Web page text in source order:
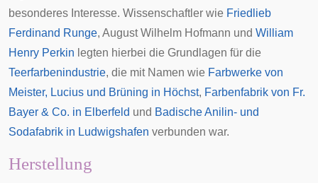
besonderes Interesse. Wissenschaftler wie Friedlieb
Ferdinand Runge, August Wilhelm Hofmann und William
Henry Perkin legten hierbei die Grundlagen für die
Teerfarbenindustrie, die mit Namen wie Farbwerke von
Meister, Lucius und Brüning in Höchst, Farbenfabrik von Fr.
Bayer & Co. in Elberfeld und Badische Anilin- und
Sodafabrik in Ludwigshafen verbunden war.
Herstellung